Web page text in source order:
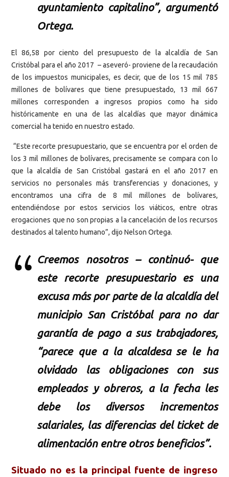
ayuntamiento capitalino”, argumentó
Ortega.
El 86,58 por ciento del presupuesto de la alcaldía de San
Cristóbal para el año 2017 – aseveró- proviene de la recaudación
de los impuestos municipales, es decir, que de los 15 mil 785
millones de bolívares que tiene presupuestado, 13 mil 667
millones corresponden a ingresos propios como ha sido
históricamente en una de las alcaldías que mayor dinámica
comercial ha tenido en nuestro estado.
“Este recorte presupuestario, que se encuentra por el orden de
los 3 mil millones de bolívares, precisamente se compara con lo
que la alcaldía de San Cristóbal gastará en el año 2017 en
servicios no personales más transferencias y donaciones, y
encontramos una cifra de 8 mil millones de bolívares,
entendiéndose por estos servicios los viáticos, entre otras
erogaciones que no son propias a la cancelación de los recursos
destinados al talento humano”, dijo Nelson Ortega.
Creemos nosotros – continuó- que
este recorte presupuestario es una
excusa más por parte de la alcaldía del
municipio San Cristóbal para no dar
garantía de pago a sus trabajadores,
“parece que a la alcaldesa se le ha
olvidado las obligaciones con sus
empleados y obreros, a la fecha les
debe los diversos incrementos
salariales, las diferencias del ticket de
alimentación entre otros beneficios”.
Situado no es la principal fuente de ingreso